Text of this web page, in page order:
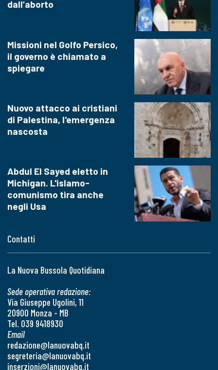
Contatti
La Nuova Bussola Quotidiana
Sede operativa redazione:
Via Giuseppe Ugolini, 11
20900 Monza - MB
Tel. 039 9418930
Email
redazione@lanuovabq.it
segreteria@lanuovabq.it
inserzioni@lanuovabq.it
dall’aborto
Missioni nel Golfo Persico,
il governo è chiamato a
spiegare
Nuovo attacco ai cristiani
di Palestina, l'emergenza
nascosta
Abdul El Sayed eletto in
Michigan. L'islamo-
comunismo tira anche
negli Usa